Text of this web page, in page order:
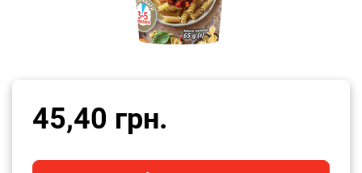
45,40 грн.